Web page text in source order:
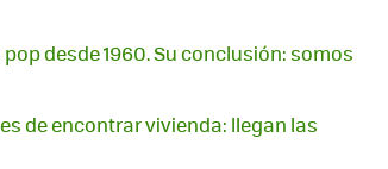
desde 1960. Su conclusión: somos
de encontrar vivienda: llegan las